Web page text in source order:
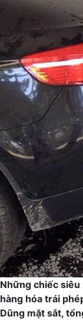
Những chiếc
hàng hóa trái
Dũng mặt sắt,